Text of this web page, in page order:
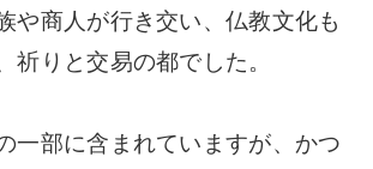
や商人が行き交い、仏教文化も
祈りと交易の都でした。
一部に含まれていますが、かつ